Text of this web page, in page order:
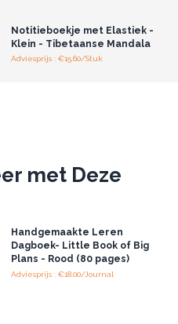
Notitieboekje met Elastiek -
Klein - Tibetaanse Mandala
Adviesprijs : €15.60/Stuk
met Deze
Handgemaakte Leren
Dagboek- Little Book of Big
Plans - Rood (80 pages)
Adviesprijs : €18.00/Journal